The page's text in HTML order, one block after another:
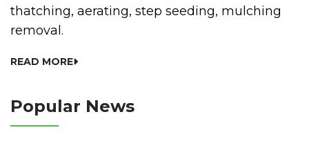
thatching, aerating, step seeding, mulching
removal.
READ MORE
Popular News